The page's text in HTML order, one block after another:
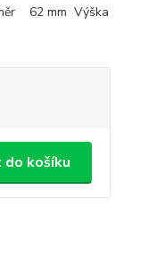
62 mm Výška
do košíku